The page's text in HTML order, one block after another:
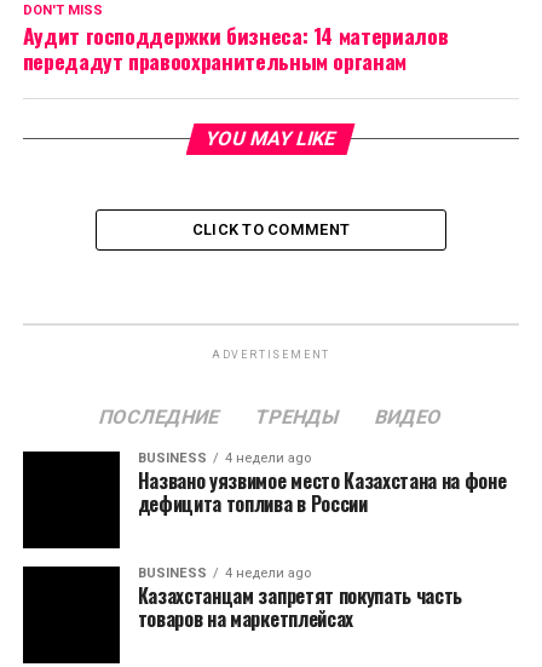
DON'T MISS
Аудит господдержки бизнеса: 14 материалов
передадут правоохранительным органам
YOU MAY LIKE
CLICK TO COMMENT
ADVERTISEMENT
ПОСЛЕДНИЕ ТРЕНДЫ ВИДЕО
BUSINESS 4 недели ago
Названо уязвимое место Казахстана на фоне
дефицита топлива в России
BUSINESS 4 недели ago
Казахстанцам запретят покупать часть
товаров на маркетплейсах